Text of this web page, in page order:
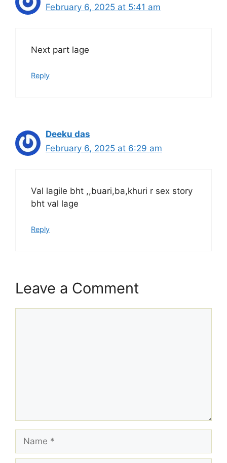
February 6, 2025 at 5:41 am
Next part lage
Reply
Deeku das
February 6, 2025 at 6:29 am
Val lagile bht ,,buari,ba,khuri r sex story
bht val lage
Reply
Leave a Comment